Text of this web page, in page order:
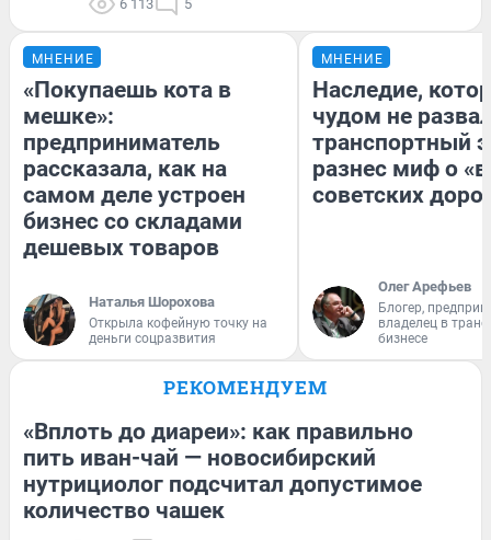
6 113 5
МНЕНИЕ
«Покупаешь кота в
мешке»:
предприниматель
рассказала, как на
самом деле устроен
бизнес со складами
дешевых товаров
Наталья Шорохова
Открыла кофейную точку на
деньги соцразвития
МНЕНИЕ
Наследие,
чудом не
транспортный
разнес миф о
советских
Олег Арефьев
Блогер,
владелец в
бизнесе
РЕКОМЕНДУЕМ
«Вплоть до диареи»: как правильно
пить иван-чай — новосибирский
нутрициолог подсчитал допустимое
количество чашек